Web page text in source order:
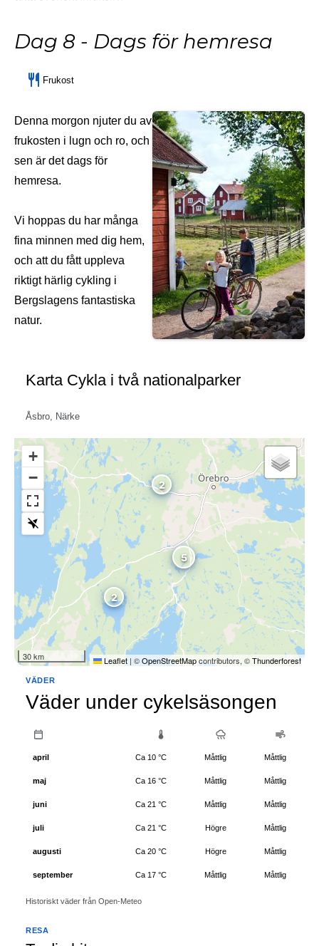
Dag 8 - Dags för hemresa
Frukost
Denna morgon njuter du av
frukosten i lugn och ro, och
sen är det dags för
hemresa.
Vi hoppas du har många
fina minnen med dig hem,
och att du fått uppleva
riktigt härlig cykling i
Bergslagens fantastiska
natur.
Karta Cykla i två nationalparker
Åsbro, Närke
5
2
2
+
−
30 km Leaflet | ©OpenStreetMapcontributors, ©Thunderforest
VÄDER
Väder under cykelsäsongen
april Ca 10 °C Måttlig Måttlig
maj Ca 16 °C Måttlig Måttlig
juni Ca 21 °C Måttlig Måttlig
juli Ca 21 °C Högre Måttlig
augusti Ca 20 °C Högre Måttlig
september Ca 17 °C Måttlig Måttlig
Historiskt väder från Open-Meteo
RESA